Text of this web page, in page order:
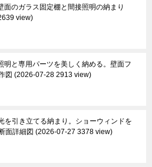
面のガラス固定棚と間接照明の納まり
view
明と専用パーツを美しく納める。壁面フ
図 2026-07-28 2913 view
を引き立てる納まり。ショーウィンドを
面詳細図 2026-07-27 3378 view